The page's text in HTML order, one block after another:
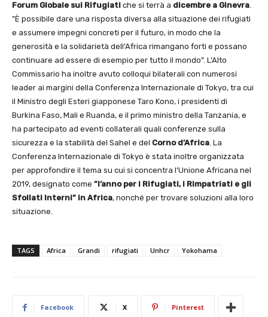
Forum Globale sui Rifugiati che si terrà a dicembre a Ginevra.
”È possibile dare una risposta diversa alla situazione dei rifugiati
e assumere impegni concreti per il futuro, in modo che la
generosità e la solidarietà dell’Africa rimangano forti e possano
continuare ad essere di esempio per tutto il mondo”. L’Alto
Commissario ha inoltre avuto colloqui bilaterali con numerosi
leader ai margini della Conferenza Internazionale di Tokyo, tra cui
il Ministro degli Esteri giapponese Taro Kono, i presidenti di
Burkina Faso, Mali e Ruanda, e il primo ministro della Tanzania, e
ha partecipato ad eventi collaterali quali conferenze sulla
sicurezza e la stabilità del Sahel e del Corno d’Africa. La
Conferenza Internazionale di Tokyo è stata inoltre organizzata
per approfondire il tema su cui si concentra l’Unione Africana nel
2019, designato come ”l’anno per i Rifugiati, i Rimpatriati e gli
Sfollati Interni” in Africa, nonché per trovare soluzioni alla loro
situazione.
TAGS Africa Grandi rifugiati Unhcr Yokohama
Facebook X Pinterest